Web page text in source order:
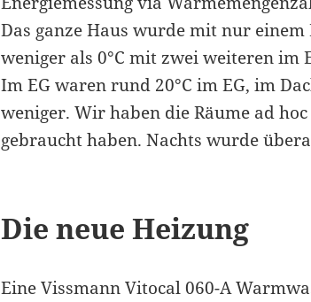
Das ganze Haus wurde mit nur
weniger als 0°C mit zwei weiteren im
Im EG waren rund 20°C im EG, im
weniger. Wir haben die Räume ad
gebraucht haben. Nachts wurde
Die neue Heizung
Eine Vissmann Vitocal 060-A